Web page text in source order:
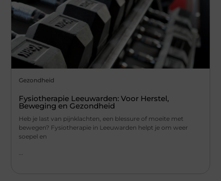
Gezondheid
Fysiotherapie Leeuwarden: Voor Herstel,
Beweging en Gezondheid
Heb je last van pijnklachten, een blessure of moeite met
bewegen? Fysiotherapie in Leeuwarden helpt je om weer
soepel en